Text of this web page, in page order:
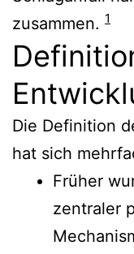
zusammen. 1
Die Definition
hat sich
Früher
zentraler